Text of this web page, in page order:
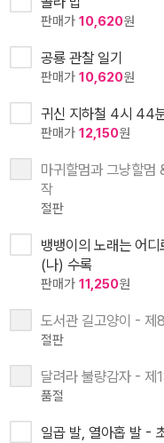
판매가 10,620원
공룡 관찰 일기
판매가 10,620원
귀신 지하철 4시 44
판매가 12,150원
마귀할멈과 그냥할멈
작
절판
뱅뱅이의 노래는 어
(나) 수록
판매가 11,250원
도서관 길고양이 - 제
절판
달려라 불량감자 - 제
품절
일곱 발, 열아홉 발 -